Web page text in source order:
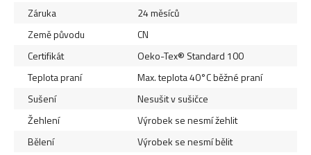
Záruka
24 měsíců
Země původu
CN
Certifikát
Oeko-Tex® Standard 100
Teplota praní
Max. teplota 40°C běžné praní
Sušení
Nesušit v sušičce
Žehlení
Výrobek se nesmí žehlit
Bělení
Výrobek se nesmí bělit